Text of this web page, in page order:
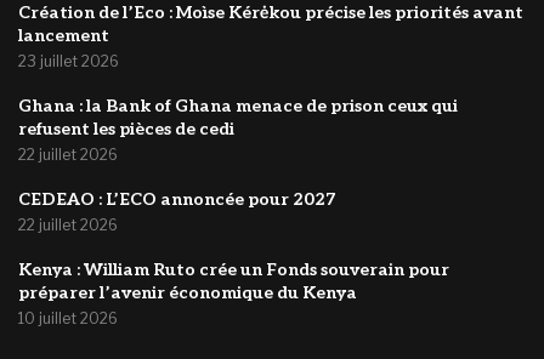
Création de l’Eco : Moìse Kérėkou précise les priorités avant
lancement
23 juillet 2026
‎Ghana : la Bank of Ghana menace de prison ceux qui
refusent les pièces de cedi
22 juillet 2026
‎CEDEAO : L’ECO annoncée pour 2027
22 juillet 2026
Kenya : William Ruto crée un Fonds souverain pour
préparer l’avenir économique du Kenya
10 juillet 2026